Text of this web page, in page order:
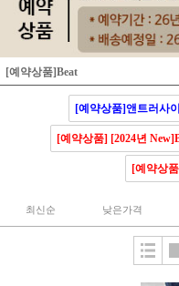
[예약상품]Beat
[예약상품]앤트러사
[예약상품] [2024년
[예약상
최신순 낮은가격